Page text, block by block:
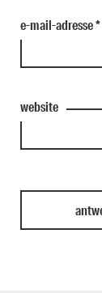
e-mail-adresse*
website